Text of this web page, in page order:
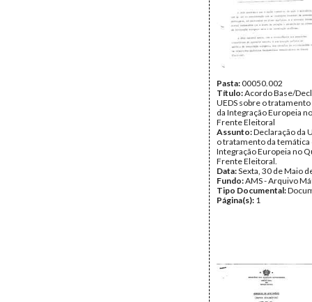
Pasta:00050.002
Título:Acordo Base/
UEDS sobre o
da Integração Europeia
Frente Eleitoral
Assunto:Declaração da
o tratamento da temática
Integração Europeia no
Frente Eleitoral.
Data:Sexta, 30 de Maio
Fundo:AMS - Arquivo
Tipo Documental:
Página(s): 1